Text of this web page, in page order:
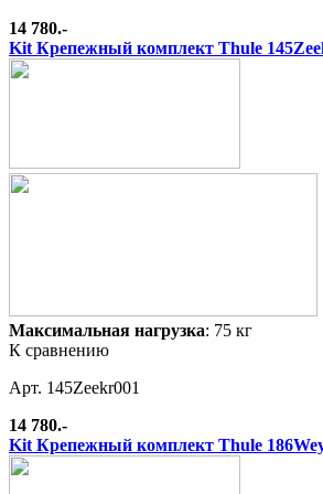
14 780.-
Kit Крепежный комплект Thule
Максимальная нагрузка: 75 кг
К сравнению
Арт. 145Zeekr001
14 780.-
Kit Крепежный комплект Thule